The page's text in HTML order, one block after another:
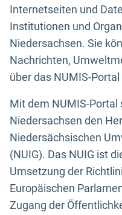
Internetseiten und
Institutionen und
Niedersachsen. Sie
Nachrichten,
über das NUMIS-
Mit dem NUMIS-Portal
Niedersachsen den
Niedersächsischen
(NUIG). Das NUIG ist
Umsetzung der
Europäischen
Zugang der